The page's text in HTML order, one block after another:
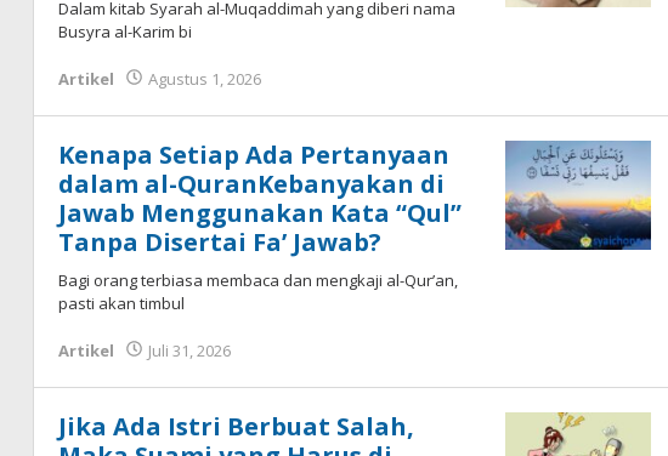
Rosi
Dalam kitab Syarah al-Muqaddimah yang diberi nama
Busyra al-Karim bi
Artikel Agustus 1, 2026
Kenapa Setiap Ada Pertanyaan
dalam al-QuranKebanyakan di
Jawab Menggunakan Kata “Qul”
Tanpa Disertai Fa’ Jawab?
Bagi orang terbiasa membaca dan mengkaji al-Qur’an,
pasti akan timbul
Artikel Juli 31, 2026
Jika Ada Istri Berbuat Salah,